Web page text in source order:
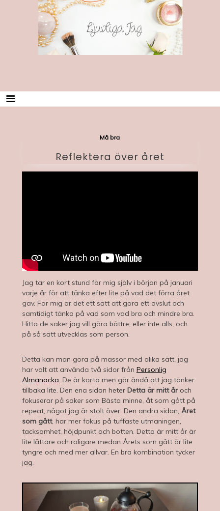
Ljuvliga Jag
Må bra
Reflektera över året
Jag tar en kort stund för mig själv i början på januari
varje år för att tänka efter lite på vad det förra året
gav. För mig är det ett sätt att göra ett avslut och
samtidigt tänka på vad som vad bra och mindre bra.
Hitta de saker jag vill göra bättre, eller inte alls, och
på så sätt utvecklas som person.
Detta kan man göra på massor med olika sätt, jag
har valt att använda två sidor från Personlig
Almanacka . De är korta men gör ändå att jag tänker
tillbaka lite. Den ena sidan heter Detta är mitt år och
fokuserar på saker som Bästa minne, åt som gått på
repeat, något jag är stolt över. Den andra sidan, Året
som gått, har mer fokus på tuffaste utmaningen,
tacksamhet, höjdpunkt och botten. Detta är mitt år är
lite lättare och roligare medan Årets som gått är lite
tyngre och med mer allvar. En bra kombination tycker
jag.